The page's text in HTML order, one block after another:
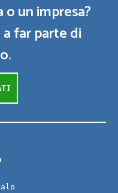
un impresa?
far parte di